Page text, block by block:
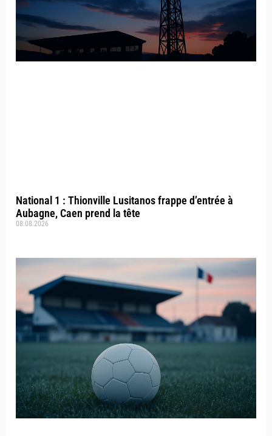
National 1 : Thionville Lusitanos frappe d’entrée à
Aubagne, Caen prend la tête
08.08.2026